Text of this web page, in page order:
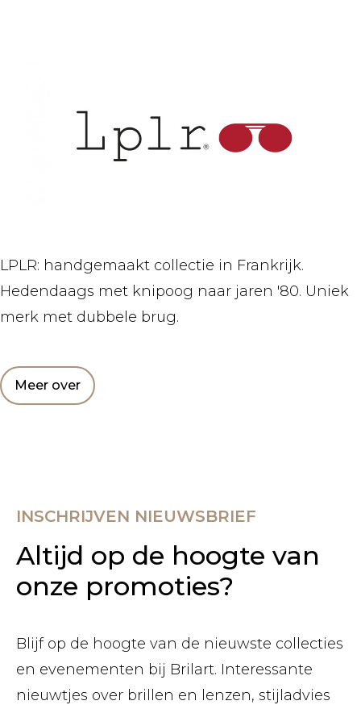
LPLR: handgemaakt collectie in Frankrijk.
Hedendaags met knipoog naar jaren '80. Uniek
merk met dubbele brug.
Meer over
INSCHRIJVEN NIEUWSBRIEF
Altijd op de hoogte van
onze promoties?
Blijf op de hoogte van de nieuwste collecties
en evenementen bij Brilart. Interessante
nieuwtjes over brillen en lenzen, stijladvies